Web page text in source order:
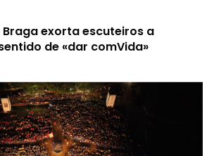
exorta escuteiros a
de «dar comVida»